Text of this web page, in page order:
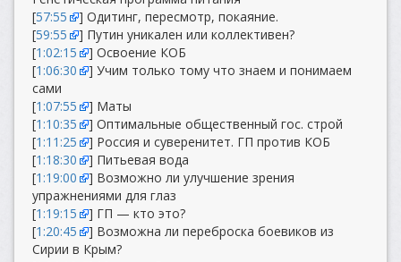
[57:55
] Одитинг, пересмотр, покаяние.
[59:55
] Путин уникален или коллективен?
[1:02:15
] Освоение КОБ
[1:06:30
] Учим только тому что знаем и понимаем
сами
[1:07:55
] Маты
[1:10:35
] Оптимальные общественный гос. строй
[1:11:25
] Россия и суверенитет. ГП против КОБ
[1:18:30
] Питьевая вода
[1:19:00
] Возможно ли улучшение зрения
упражнениями для глаз
[1:19:15
] ГП — кто это?
[1:20:45
] Возможна ли переброска боевиков из
Сирии в Крым?